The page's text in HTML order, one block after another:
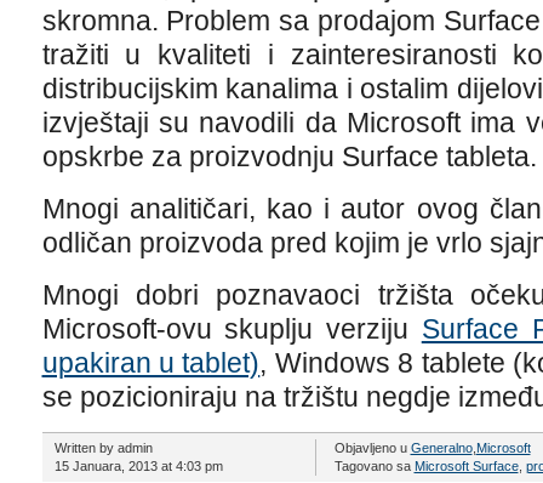
skromna. Problem sa prodajom
tražiti u kvaliteti i zainteresiranosti
distribucijskim kanalima i ostalim
izvještaji su navodili da Microsoft ima
opskrbe za proizvodnju Surface tableta.
Mnogi analitičari, kao i autor ovog
odličan proizvoda pred kojim je vrlo
Mnogi dobri poznavaoci tržišta
Microsoft-ovu skuplju verziju Surface
upakiran u tablet), Windows 8 tablete
se pozicioniraju na tržištu negdje
Written by admin
15 Januara, 2013 at 4:03 pm
Objavljeno u Generalno, Microsoft
Tagovano sa Microsoft Surface,